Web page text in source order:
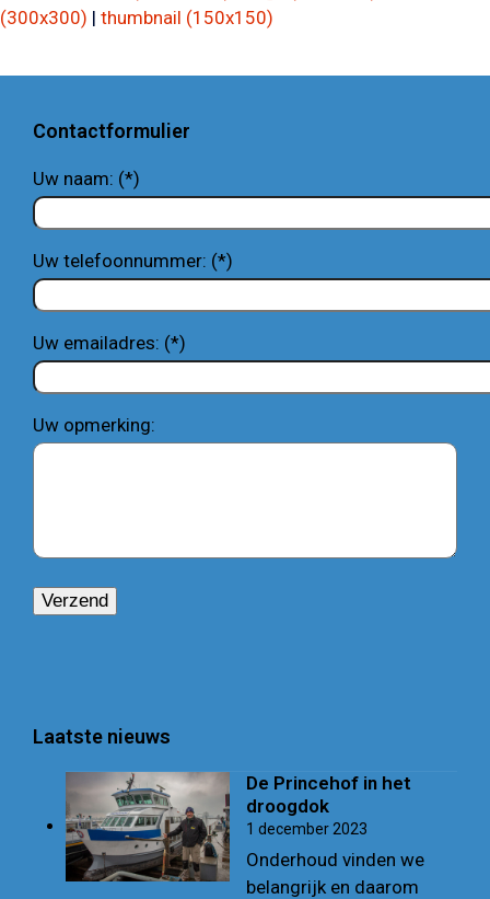
(300x300) | thumbnail (150x150)
Contactformulier
Uw naam: (*)
Uw telefoonnummer: (*)
Uw emailadres: (*)
Uw opmerking:
Laatste nieuws
De Princehof in het
droogdok
1 december 2023
Onderhoud vinden we
belangrijk en daarom